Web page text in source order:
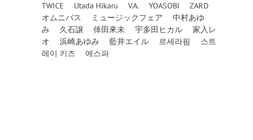
TWICE
Utada Hikaru V.A. YOASOBI
ZARD
オムニバス
ミュージックフェア
中村あゆ
み
久石譲 倖田來未 宇多田ヒカル
家入レ
オ
浜崎あゆみ 藍井エイル 르세라핌
스트
레이 키즈
에스파